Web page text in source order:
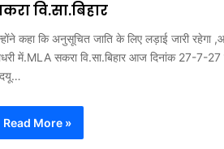
वि.सा.बिहार
कहा कि अनुसूचित जाति के लिए लड़ाई जारी रहेगा
में.MLA सकरा वि.सा.बिहार आज दिनांक 27-7-27
Read More »